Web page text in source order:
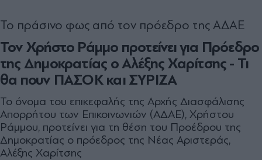
Τον Χρήστο Ράμμο προτείνει για Πρόεδρο
της Δημοκρατίας ο Αλέξης Χαρίτσης - Τι
θα πουν ΠΑΣΟΚ και ΣΥΡΙΖΑ
Το πράσινο φως από τον πρόεδρο της ΑΔΑΕ
Το όνομα του επικεφαλής της Αρχής Διασφάλισης
Απορρήτου των Επικοινωνιών (ΑΔΑΕ), Χρήστου
Ράμμου, προτείνει για τη θέση του Προέδρου της
Δημοκρατίας ο πρόεδρος της Νέας Αριστεράς,
Αλέξης Χαρίτσης